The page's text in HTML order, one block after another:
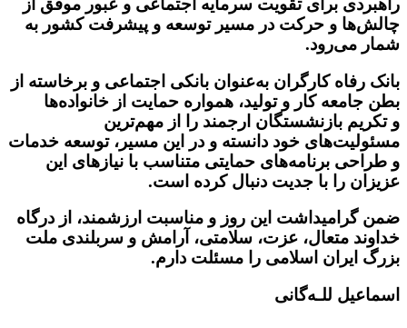
راهبردی برای تقویت سرمایه اجتماعی و عبور موفق از
چالش‌ها و حرکت در مسیر توسعه و پیشرفت کشور به
شمار می‌رود.
بانک رفاه کارگران به‌عنوان بانکی اجتماعی و برخاسته از
بطن جامعه کار و تولید، همواره حمایت از خانواده‌ها
و تکریم بازنشستگان ارجمند را از مهم‌ترین
مسئولیت‌های خود دانسته و در این مسیر، توسعه خدمات
و طراحی برنامه‌های حمایتی متناسب با نیازهای این
عزیزان را با جدیت دنبال کرده است.
ضمن گرامیداشت این روز و مناسبت ارزشمند، از درگاه
خداوند متعال، عزت، سلامتی، آرامش و سربلندی ملت
بزرگ ایران اسلامی را مسئلت دارم.
اسماعیل للـه‌گانی